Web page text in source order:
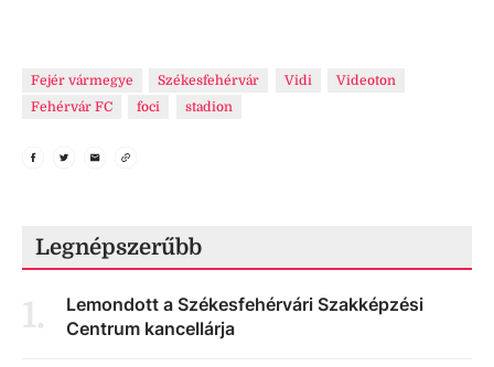
Fejér vármegye Székesfehérvár Vidi
Videoton
Fehérvár FC
foci stadion
Legnépszerűbb
1.
Lemondott a Székesfehérvári Szakképzési
Centrum kancellárja